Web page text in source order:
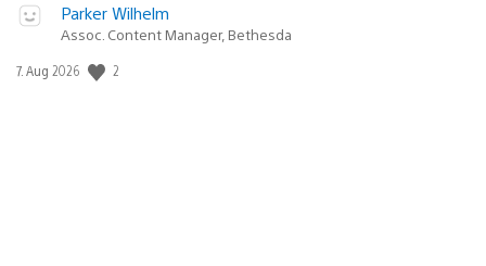
Parker Wilhelm
Assoc. Content Manager, Bethesda
Veröffentlichungsdatum:
7. Aug 2026 2